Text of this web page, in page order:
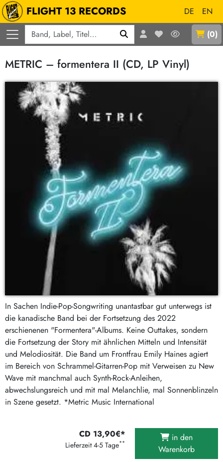
FLIGHT 13 RECORDS DE
EN
(0)
METRIC – formentera II (CD, LP Vinyl)
In Sachen Indie-Pop-Songwriting unantastbar gut unterwegs ist
die kanadische Band bei der Fortsetzung des 2022
erschienenen "Formentera"-Albums. Keine Outtakes, sondern
die Fortsetzung der Story mit ähnlichen Mitteln und Intensität
und Melodiosität. Die Band um Frontfrau Emily Haines agiert
im Bereich von Schrammel-Gitarren-Pop mit Verweisen zu New
Wave mit manchmal auch Synth-Rock-Anleihen,
abwechslungsreich und mit mal Melanchlie, mal Sonnenblinzeln
in Szene gesetzt. *Metric Music International
CD 13,90€*
Lieferzeit 4-5 Tage**
in den
Warenkorb